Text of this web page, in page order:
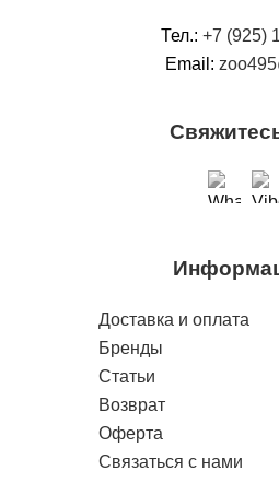
Тел.:+7 (925)
Email:
Доставка и оплата
Бренды
Статьи
Возврат
Оферта
Связаться с нами